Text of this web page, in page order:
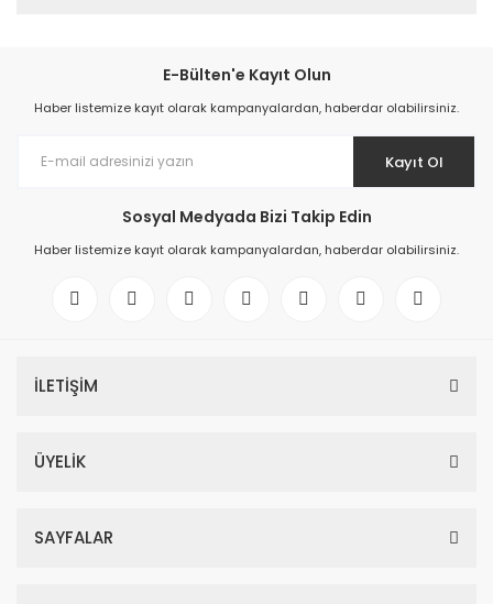
E-Bülten'e Kayıt Olun
Haber listemize kayıt olarak kampanyalardan, haberdar olabilirsiniz.
Kayıt Ol
Sosyal Medyada Bizi Takip Edin
Haber listemize kayıt olarak kampanyalardan, haberdar olabilirsiniz.
İLETİŞİM
ÜYELİK
SAYFALAR